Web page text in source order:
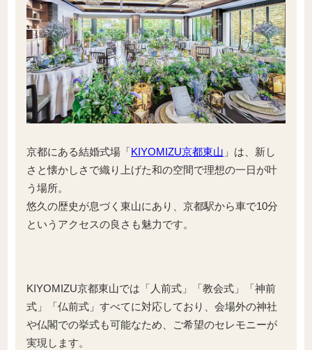
京都にある結婚式場「KIYOMIZU京都東山 」は、新し
さと懐かしさで織り上げた和の空間で理想の一日が叶
う場所。
悠久の歴史が息づく東山にあり、京都駅から車で10分
というアクセスの良さも魅力です。
KIYOMIZU京都東山では「人前式」「教会式」「神前
式」「仏前式」すべてに対応しており、会場外の神社
や仏閣での挙式も可能なため、ご希望のセレモニーが
実現します。